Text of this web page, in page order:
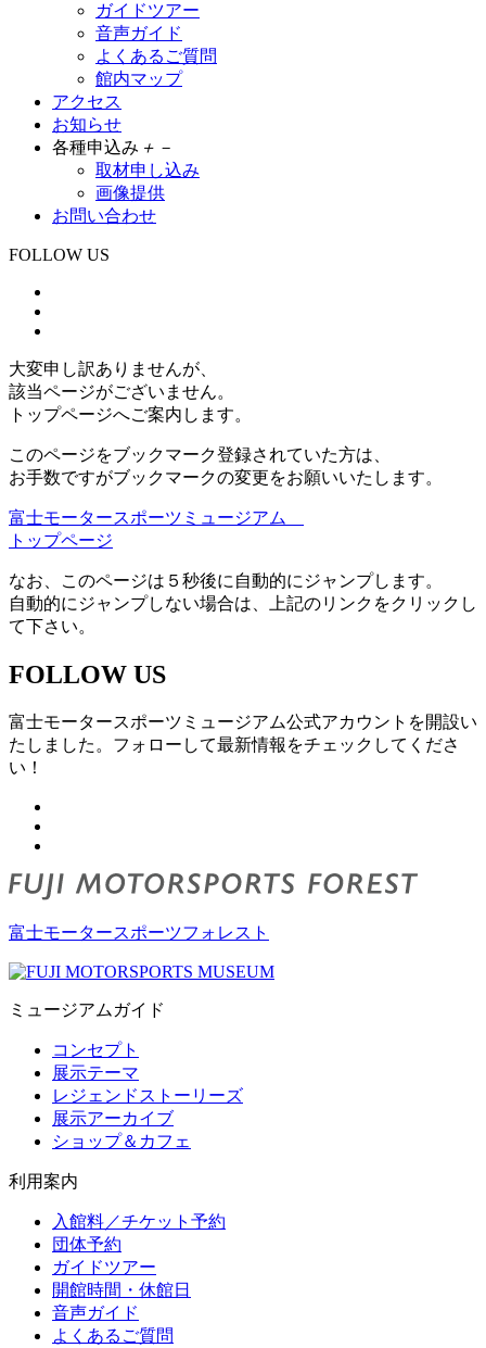
ガイドツアー
音声ガイド
よくあるご質問
館内マップ
アクセス
お知らせ
各種申込み ＋ －
取材申し込み
画像提供
お問い合わせ
FOLLOW US
大変申し訳ありませんが、
該当ページがございません。
トップページへご案内します。
このページをブックマーク登録されていた方は、
お手数ですがブックマークの変更をお願いいたします。
富士モータースポーツミュージアム
トップページ
なお、このページは５秒後に自動的にジャンプします。
自動的にジャンプしない場合は、上記のリンクをクリックし
て下さい。
FOLLOW US
富士モータースポーツミュージアム公式アカウントを開設い
たしました。フォローして最新情報をチェックしてくださ
い！
富士モータースポーツフォレスト
ミュージアムガイド
コンセプト
展示テーマ
レジェンドストーリーズ
展示アーカイブ
ショップ＆カフェ
利用案内
入館料／チケット予約
団体予約
ガイドツアー
開館時間・休館日
音声ガイド
よくあるご質問